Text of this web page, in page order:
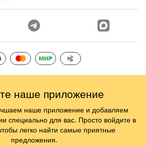
наше приложение
наше приложение и добавляем
специально для вас. Просто войдите в
легко найти самые приятные
предложения.